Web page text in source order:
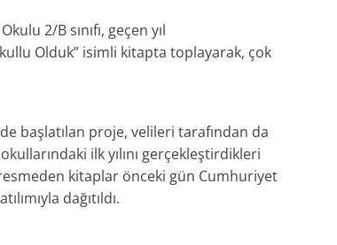
2/B sınıfı, geçen yıl
Olduk” isimli kitapta toplayarak, çok
başlatılan proje, velileri tarafından da
ilk yılını gerçekleştirdikleri
kitaplar önceki gün Cumhuriyet
dağıtıldı.